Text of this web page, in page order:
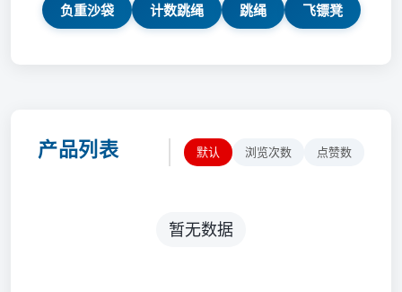
负重沙袋 计数跳绳 跳绳 飞镖凳
产品列表 默认 浏览次数 点赞数
暂无数据